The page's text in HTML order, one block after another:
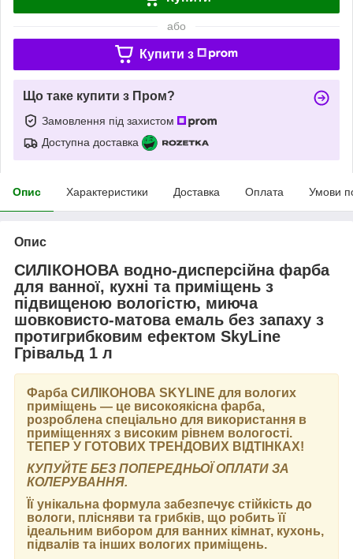
або
Купити з
Що таке купити з Пром?
Замовлення під захистом
Доступна доставка
Опис Характеристики Доставка Оплата Умови
Опис
СИЛІКОНОВА водно-дисперсійна фарба
для ванної, кухні та приміщень з
підвищеною вологістю, миюча
шовковисто-матова емаль без запаху з
протигрибковим ефектом SkyLine
Грівальд 1 л
Фарба СИЛІКОНОВА SKYLINE для вологих
приміщень — це високоякісна фарба,
розроблена спеціально для використання в
приміщеннях з високим рівнем вологості.
ТЕПЕР У ГОТОВИХ ТРЕНДОВИХ ВІДТІНКАХ!
КУПУЙТЕ БЕЗ ПОПЕРЕДНЬОЇ ОПЛАТИ ЗА
КОЛЕРУВАННЯ.
Її унікальна формула забезпечує стійкість до
вологи, плісняви та грибків, що робить її
ідеальним вибором для ванних кімнат, кухонь,
підвалів та інших вологих приміщень.